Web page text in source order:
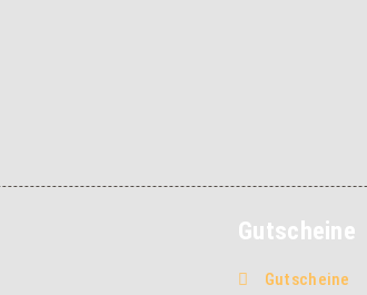
Gutscheine
Gutscheine